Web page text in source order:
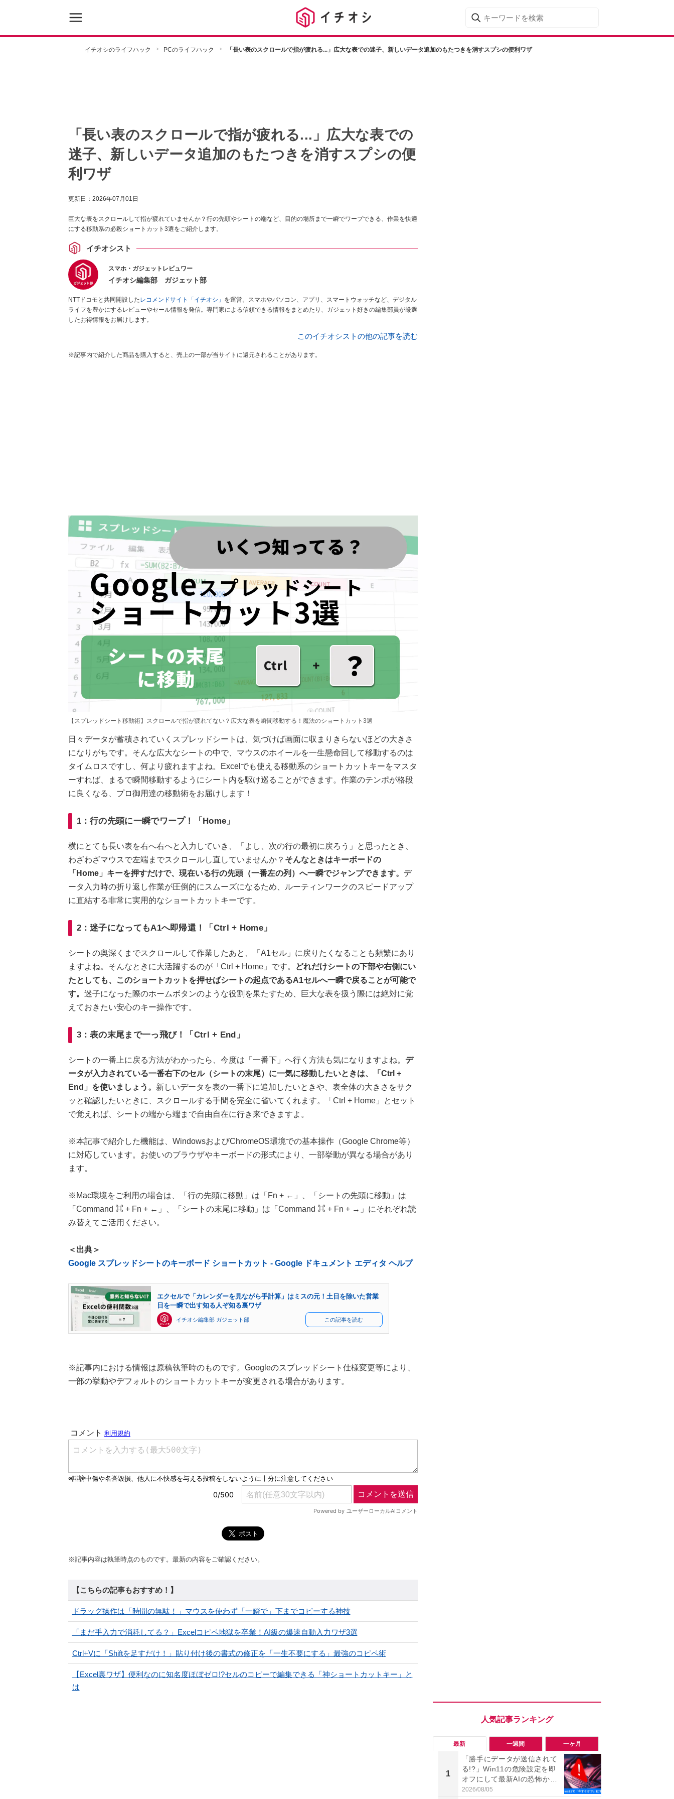
イチオシのライフハック PCのライフハック 「長い表のスクロールで指が疲れる...」広大な表での迷子、新しいデータ追加のもたつきを消すスプシの便利ワザ
「長い表のスクロールで指が疲れる...」広大な表での
迷子、新しいデータ追加のもたつきを消すスプシの便
利ワザ
更新日： 2026年07月01日
巨大な表をスクロールして指が疲れていませんか？行の先頭やシートの端など、目的の場所まで一瞬でワープできる、作業を快適
にする移動系の必殺ショートカット3選をご紹介します。
イチオシスト
スマホ・ガジェットレビュワー
イチオシ編集部 ガジェット部
NTTドコモと共同開設したレコメンドサイト「イチオシ」 を運営。スマホやパソコン、アプリ、スマートウォッチなど、デジタル
ライフを豊かにするレビューやセール情報を発信。専門家による信頼できる情報をまとめたり、ガジェット好きの編集部員が厳選
したお得情報をお届けします。
このイチオシストの他の記事を読む
※記事内で紹介した商品を購入すると、売上の一部が当サイトに還元されることがあります。
【スプレッドシート移動術】スクロールで指が疲れてない？広大な表を瞬間移動する！魔法のショートカット3選
日々データが蓄積されていくスプレッドシートは、気づけば画面に収まりきらないほどの大きさ
になりがちです。そんな広大なシートの中で、マウスのホイールを一生懸命回して移動するのは
タイムロスですし、何より疲れますよね。Excelでも使える移動系のショートカットキーをマスタ
ーすれば、まるで瞬間移動するようにシート内を駆け巡ることができます。作業のテンポが格段
に良くなる、プロ御用達の移動術をお届けします！
1：行の先頭に一瞬でワープ！「Home」
横にとても長い表を右へ右へと入力していき、「よし、次の行の最初に戻ろう」と思ったとき、
わざわざマウスで左端までスクロールし直していませんか？ そんなときはキーボードの
「Home」キーを押すだけで、現在いる行の先頭（一番左の列）へ一瞬でジャンプできます。 デ
ータ入力時の折り返し作業が圧倒的にスムーズになるため、ルーティンワークのスピードアップ
に直結する非常に実用的なショートカットキーです。
2：迷子になってもA1へ即帰還！「Ctrl + Home」
シートの奥深くまでスクロールして作業したあと、「A1セル」に戻りたくなることも頻繁にあり
ますよね。そんなときに大活躍するのが「Ctrl + Home」です。
どれだけシートの下部や右側にい
たとしても、このショートカットを押せばシートの起点であるA1セルへ一瞬で戻ることが可能で
す。 迷子になった際のホームボタンのような役割を果たすため、巨大な表を扱う際には絶対に覚
えておきたい安心のキー操作です。
3：表の末尾まで一っ飛び！「Ctrl + End」
シートの一番上に戻る方法がわかったら、今度は「一番下」へ行く方法も気になりますよね。 デ
ータが入力されている一番右下のセル（シートの末尾）に一気に移動したいときは、「Ctrl +
End」を使いましょう。 新しいデータを表の一番下に追加したいときや、表全体の大きさをサク
ッと確認したいときに、スクロールする手間を完全に省いてくれます。「Ctrl + Home」とセット
で覚えれば、シートの端から端まで自由自在に行き来できますよ。
※本記事で紹介した機能は、WindowsおよびChromeOS環境での基本操作（Google Chrome等）
に対応しています。お使いのブラウザやキーボードの形式により、一部挙動が異なる場合があり
ます。
※Mac環境をご利用の場合は、「行の先頭に移動」は「Fn + ←」、「シートの先頭に移動」は
「Command ⌘ + Fn + ←」、「シートの末尾に移動」は「Command ⌘ + Fn + →」にそれぞれ読
み替えてご活用ください。
＜出典＞
Google スプレッドシートのキーボード ショートカット - Google ドキュメント エディタ ヘルプ
エクセルで「カレンダーを見ながら手計算」はミスの元！土日を除いた営業
日を一瞬で出す知る人ぞ知る裏ワザ
イチオシ編集部 ガジェット部 この記事を読む
※記事内における情報は原稿執筆時のものです。Googleのスプレッドシート仕様変更等により、
一部の挙動やデフォルトのショートカットキーが変更される場合があります。
※記事内容は執筆時点のものです。最新の内容をご確認ください。
【こちらの記事もおすすめ！】
ドラッグ操作は「時間の無駄！」マウスを使わず「一瞬で」下までコピーする神技
「まだ手入力で消耗してる？」Excelコピペ地獄を卒業！AI級の爆速自動入力ワザ3選
Ctrl+Vに「Shiftを足すだけ！」貼り付け後の書式の修正を「一生不要にする」最強のコピペ術
【Excel裏ワザ】便利なのに知名度ほぼゼロ!?セルのコピーで編集できる「神ショートカットキー」と
は
最新 一週間 一ヶ月
1
「勝手にデータが送信されて
る!?」Win11の危険設定を即
オフにして最新AIの恐怖から
身を守る技
2026/08/05